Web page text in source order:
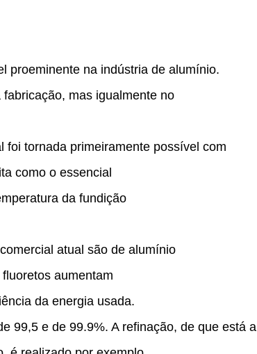
proeminente na indústria de alumínio.
mas igualmente no
foi tornada primeiramente possível com
como o essencial
da fundição
atual são de alumínio
aumentam
da energia usada.
99,5 e de 99.9%. A refinação, de que está a